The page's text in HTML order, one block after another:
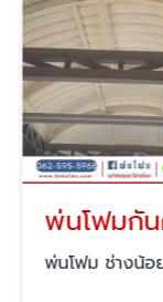
พ่นโฟม ช่างน้อย